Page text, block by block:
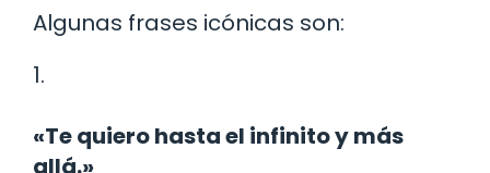
Algunas frases icónicas son:
1.
«Te quiero hasta el infinito y más
allá.»